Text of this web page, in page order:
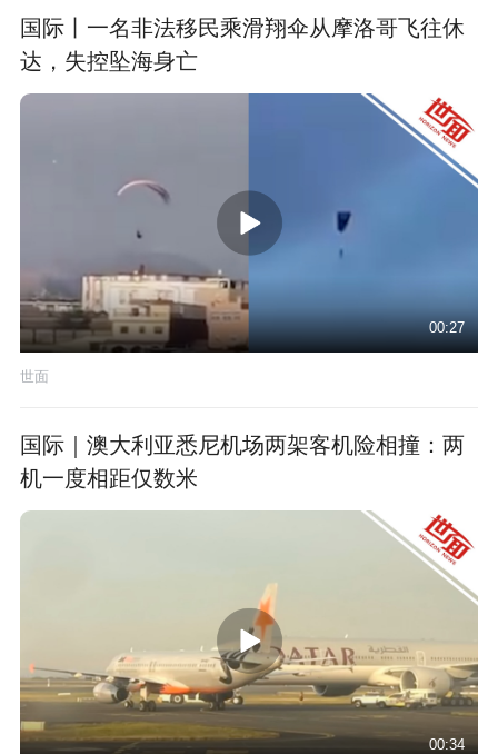
国际丨一名非法移民乘滑翔伞从摩洛哥飞往休
达，失控坠海身亡
00:27
世面
国际｜澳大利亚悉尼机场两架客机险相撞：两
机一度相距仅数米
00:34